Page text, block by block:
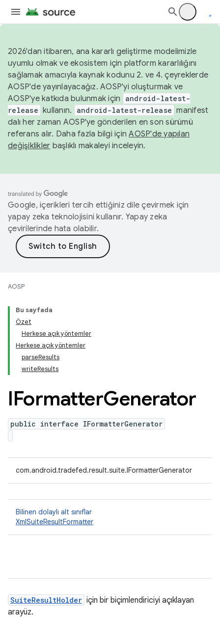
2026'dan itibaren, ana kararlı geliştirme modelimizle
uyumlu olmak ve ekosistem için platform kararlılığını
sağlamak amacıyla kaynak kodunu 2. ve 4. çeyreklerde
AOSP'de yayınlayacağız. AOSP'yi oluşturmak ve
AOSP'ye katkıda bulunmak için
android-latest-
release kullanın. android-latest-release manifest
dalı her zaman AOSP'ye gönderilen en son sürümü
referans alır. Daha fazla bilgi içinAOSP'de yapılan
değişiklikler başlıklı makaleyi inceleyin.
Google, içerikleri tercih ettiğiniz dile çevirmek için
yapay zeka teknolojisini kullanır. Yapay zeka
çevirilerinde hata olabilir.
AOSP
Bu sayfada
Özet
Herkese açık yöntemler
Herkese açık yöntemler
parseResults
writeResults
IFormatterGenerator
public interface IFormatterGenerator
com.android.tradefed.result.suite.IFormatterGenerator
Bilinen dolaylı alt sınıflar
XmlSuiteResultFormatter
SuiteResultHolder için bir biçimlendiriciyi açıklayan
arayüz.